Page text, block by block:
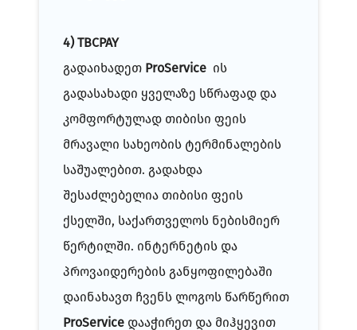
4) TBCPAY
გადაიხადეთ ProService ის
გადასახადი ყველაზე სწრაფად და
კომფორტულად თიბისი ფეის
მრავალი სახეობის ტერმინალების
საშუალებით. გადახდა
შესაძლებელია თიბისი ფეის
ქსელში, საქართველოს ნებისმიერ
წერტილში. ინტერნეტის და
პროვაიდერების განყოფილებაში
დაინახავთ ჩვენს ლოგოს წარწერით
ProService დააჭირეთ და მიჰყევით